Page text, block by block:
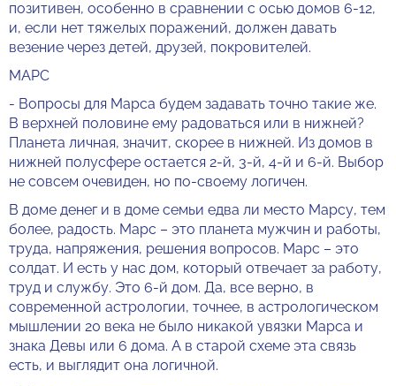
позитивен, особенно в сравнении с осью домов 6-12,
и, если нет тяжелых поражений, должен давать
везение через детей, друзей, покровителей.
МАРС
- Вопросы для Марса будем задавать точно такие же.
В верхней половине ему радоваться или в нижней?
Планета личная, значит, скорее в нижней. Из домов в
нижней полусфере остается 2-й, 3-й, 4-й и 6-й. Выбор
не совсем очевиден, но по-своему логичен.
В доме денег и в доме семьи едва ли место Марсу, тем
более, радость. Марс – это планета мужчин и работы,
труда, напряжения, решения вопросов. Марс – это
солдат. И есть у нас дом, который отвечает за работу,
труд и службу. Это 6-й дом. Да, все верно, в
современной астрологии, точнее, в астрологическом
мышлении 20 века не было никакой увязки Марса и
знака Девы или 6 дома. А в старой схеме эта связь
есть, и выглядит она логичной.